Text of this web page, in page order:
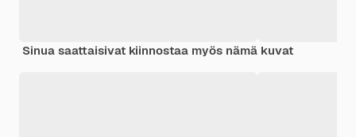
Sinua saattaisivat kiinnostaa myös nämä kuvat